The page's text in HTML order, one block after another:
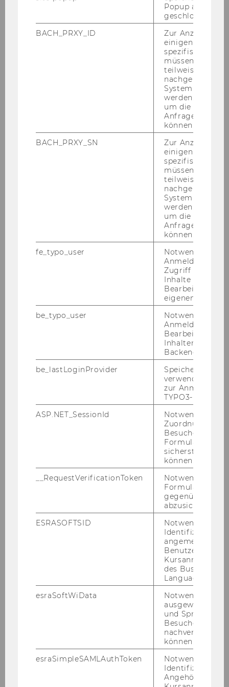
xis gehen kannst, nimmst du ge­mein­sam
mit einer Per­son aus dei­nem Wir­kungs­be­
reich teil, also einer Per­son aus dei­nem Fach­
be­reich, Team, der Pro­jekt­grup­pe oder Ähn­li­
3. Juni 2026
um 11 Uhr optionale Q&A Session | Online via
21. Sep­tem­ber 2026
Anreise & Start um 17:00 in den Hackathon mit
Hackathon
Austauschmöglichkeit mit Fachkolleg*innen
über den Hackathon hinaus
Virtuelles Follow-up I 9.30 - 11.30 I Online via
AI in Ac­tion I Ha­cka­thon 2.0
Ex­pLAB Uni­ver­si­tät Mann­heim
Die Be­wer­bungs­pha­se ist be­reits ab­ge­
Popup
geschlossen
BACH_PRXY_ID
Zur Anzeige von
einigen WU-
spezifischen
müssen
teilweise von
nachgelagerten
System
werden.
um die Antwort
Anfrage
können.
BACH_PRXY_SN
Zur Anzeige von
einigen WU-
spezifischen
müssen
teilweise von
nachgelagerten
System
werden.
um die Antwort
Anfrage
können.
fe_typo_user
Notwendig für
Anmeldung und
Zugriff auf
Inhalte oder zur
Bearbeitung des
eigenen Profils.
be_typo_user
Notwendig für
Anmeldung und
Bearbeitung von
Inhalten im
Backend.
be_lastLoginProvider
Speichert die
verwendete
zur Anmeldung
TYPO3-Backend.
ASP.NET_SessionId
Notwendig, um
Zuordnung von
Besucher zu
sicherstellen zu
können.
__RequestVerificationToken
Notwendig, um
gegenüber
abzusichern.
ESRASOFTSID
Notwendig zur
Identifizierung
angemeldeten
Benutzers im
des Business
Language
esraSoftWiData
Notwendig um
ausgewählte
und
Besuchers
nachverfolgen
können.
esraSimpleSAMLAuthToken
Notwendig zur
Identifizierung
Angehörige/r für